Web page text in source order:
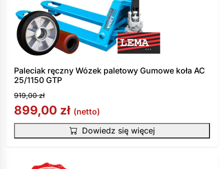
Paleciak ręczny Wózek paletowy Gumowe koła AC
25/1150 GTP
919,00zł
899,00 zł (netto)
Dowiedz się więcej